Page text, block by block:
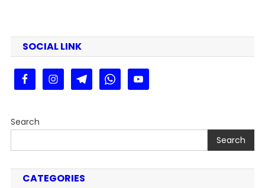
प्रक्रिया
पूरी
जानकारी
SOCIAL LINK
Search
Search
CATEGORIES